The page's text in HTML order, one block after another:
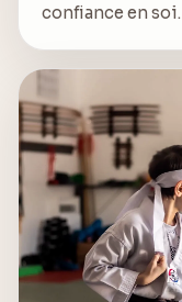
confiance en soi.